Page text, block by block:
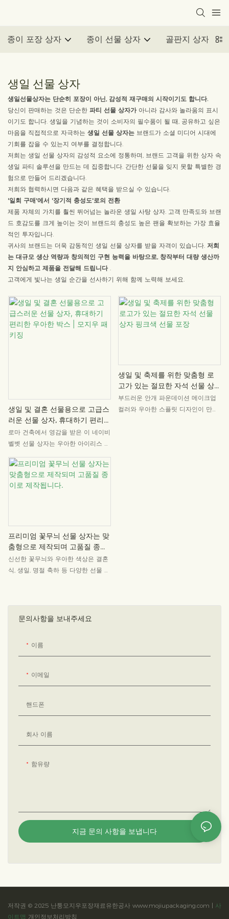
종이 포장 상자 종이 선물 상자 골판지 상자
생일 선물 상자
생일선물상자는 단순히 포장이 아닌, 감성적 재구매의 시작이기도 합니다.
당신이 판매하는 것은 단순한 파티 선물 상자가아니라 감사와 놀라움의 표시
이기도 합니다. 생일을 기념하는 것이 소비자의 필수품이 될 때, 공유하고 싶은
마음을 직접적으로 자극하는 생일 선물 상자는 브랜드가 소셜 미디어 시대에
기회를 잡을 수 있는지 여부를 결정합니다.
저희는 생일 선물 상자의 감성적 요소에 정통하며, 브랜드 고객을 위한 상자 속
생일 파티 솔루션을 만드는 데 집중합니다. 간단한 선물을 잊지 못할 특별한 경
험으로 만들어 드리겠습니다.
저희와 협력하시면 다음과 같은 혜택을 받으실 수 있습니다.
'일회 구매'에서 '장기적 충성도'로의 전환
제품 자체의 가치를 훨씬 뛰어넘는 놀라운 생일 사탕 상자. 고객 만족도와 브랜
드 호감도를 크게 높이는 것이 브랜드의 충성도 높은 팬을 확보하는 가장 효율
적인 투자입니다.
귀사의 브랜드는 더욱 감동적인 생일 선물 상자를 받을 자격이 있습니다. 저희
는 대규모 생산 역량과 창의적인 구현 능력을 바탕으로, 창작부터 대량 생산까
지 안심하고 제품을 전달해 드립니다.
고객에게 빛나는 생일 순간을 선사하기 위해 함께 노력해 보세요.
문의사항을 보내주세요
이름
이메일
핸드폰
회사 이름
함유량
지금 문의 사항을 보냅니다
생일 및 결혼 선물용으로 고급스
러운 선물 상자, 휴대하기 편리한
우아한 박스 | 모지우 패키징
로마 건축에서 영감을 받은 이 네이비
벨벳 선물 상자는 우아한 아이리스 프
징입니다. 생일, 결혼식, 특별한 선물
에 안성맞춤이며, 시대를 초월하는 고
급스러움을 선사합니다. 모지우 패키
생일 및 축제를 위한 맞춤형 로
고가 있는 절묘한 자석 선물 상
자 핑크색 선물 포장
부드러운 안개 파운데이션 메이크업
컬러와 우아한 스플릿 디자인이 만나
프리미엄 꽃무늬 선물 상자는 맞
춤형으로 제작되며 고품질 종이
로 제작됩니다.
신선한 꽃무늬와 우아한 색상은 결혼
식, 생일, 명절 축하 등 다양한 선물 테
저작권 © 2025 난퉁모지우포장재료유한공사 www.mojiupackaging.com | 사
이트맵 개인정보처리방침